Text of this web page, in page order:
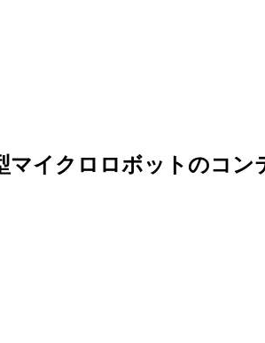
マイクロロボットのコン